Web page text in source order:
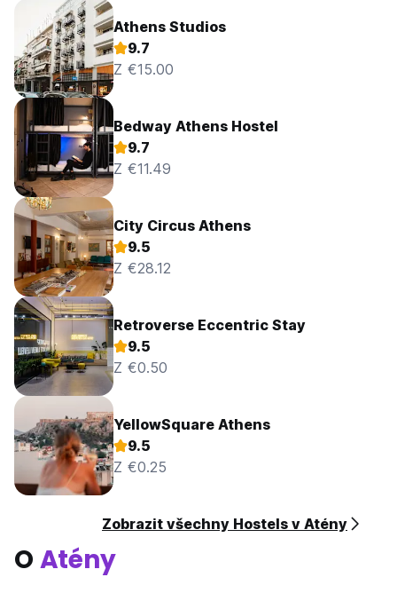
Athens Studios
9.7
Z €15.00
Bedway Athens Hostel
9.7
Z €11.49
City Circus Athens
9.5
Z €28.12
Retroverse Eccentric Stay
9.5
Z €0.50
YellowSquare Athens
9.5
Z €0.25
Zobrazit všechny Hostels v Atény
O Atény